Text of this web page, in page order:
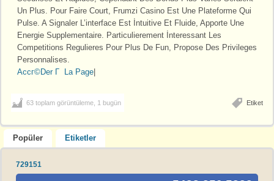
Un Plus. Pour Faire Court, Frumzi Casino Est Une Plateforme Qui
Pulse. A Signaler L’interface Est İntuitive Et Fluide, Apporte Une
Energie Supplementaire. Particulierement İnteressant Les
Competitions Regulieres Pour Plus De Fun, Propose Des Privileges
Personnalises.
Accг©Der Г La Page
Etiket
63 toplam görüntüleme, 1 bugün
Popüler Etiketler
729151